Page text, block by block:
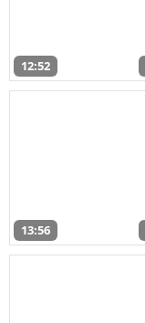
12:52
13:56